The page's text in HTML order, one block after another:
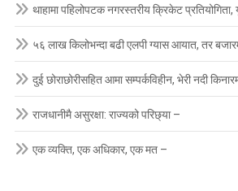
थाहामा पहिलोपटक नगरस्तरीय क्रिकेट
५६ लाख किलोभन्दा बढी एलपी ग्यास आयात, तर
दुई छोराछोरीसहित आमा सम्पर्कविहीन, भेरी नदी
राजधानीमै असुरक्षा: राज्यको परिछ्या –
एक व्यक्ति, एक अधिकार, एक मत –